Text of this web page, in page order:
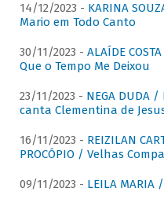
14/12/2023 - KARINA
Mario em Todo Canto
30/11/2023 - ALAÍDE
Que o Tempo Me Deixou
23/11/2023 - NEGA DUDA
canta Clementina de
16/11/2023 - REIZILAN
PROCÓPIO / Velhas
09/11/2023 - LEILA